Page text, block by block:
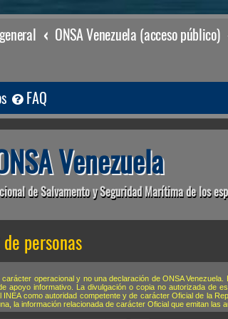
ONSA Venezuela (acceso público)
FAQ
Venezuela
de Salvamento y Seguridad Marítima de los
de personas
operacional y no una declaración de ONSA
apoyo informativo. La divulgación o copia no autorizada de
INEA como autoridad competente y de carácter Oficial de la
la información relacionada de carácter Oficial que emitan las